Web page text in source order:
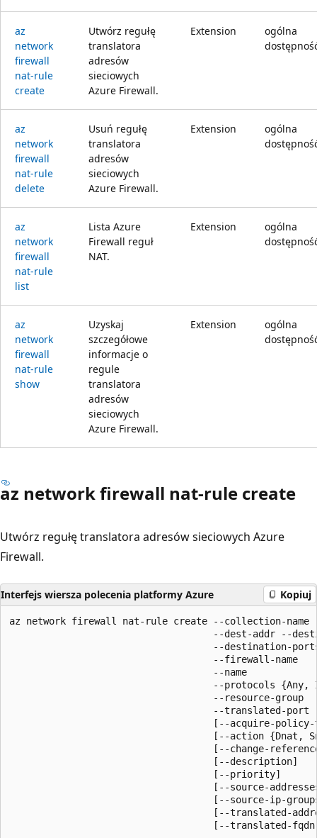
az
network
firewall
nat-rule
create
Utwórz regułę
translatora
adresów
sieciowych
Azure Firewall.
Extension
ogólna
az
network
firewall
nat-rule
delete
Usuń regułę
translatora
adresów
sieciowych
Azure Firewall.
Extension
ogólna
az
network
firewall
nat-rule
list
Lista Azure
Firewall reguł
NAT.
Extension
ogólna
az
network
firewall
nat-rule
show
Uzyskaj
szczegółowe
informacje o
regule
translatora
adresów
sieciowych
Azure Firewall.
Extension
ogólna
az network firewall nat-rule create
Utwórz regułę translatora adresów sieciowych Azure
Firewall.
Interfejs wiersza polecenia platformy Azure Kopiuj
az network firewall nat-rule create --collection-name
--dest-addr --
--destination-
                                    --firewall-name
                                    --name
--protocols {Any,
                                    --resource-group
                                    --translated-port
[--acquire-
[--action {Dnat,
[--change-
                                    [--description]
                                    [--priority]
[--source-
[--source-ip-
[--translated-
[--translated-